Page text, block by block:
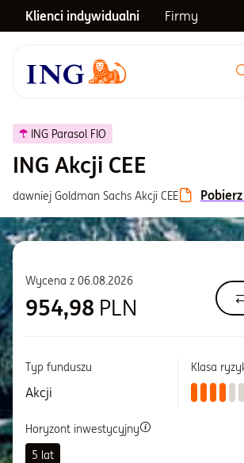
Klienci indywidualni Firmy
Menu główne
Notowania
Emerytura
Inwestycje
Blog
Informacje i dokumenty
O nas
ING Parasol FIO
ING Akcji CEE
dawniej Goldman Sachs Akcji CEE
Wycena z 06.08.2026
954,98 PLN
Typ funduszu
Akcji
Klasa
Horyzont inwestycyjny
5 lat